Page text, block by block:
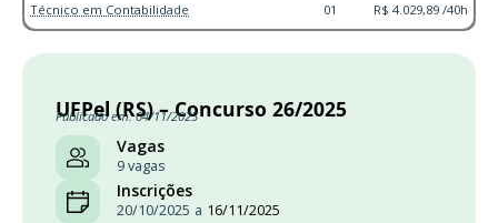
Técnico em Contabilidade 01 R$ 4.029,89 /40h
UFPel (RS) – Concurso 26/2025
Publicado em: 04/11/2025
Vagas
9 vagas
Inscrições
20/10/2025 a 16/11/2025